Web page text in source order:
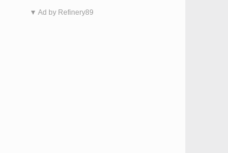
▼ Ad by Refinery89